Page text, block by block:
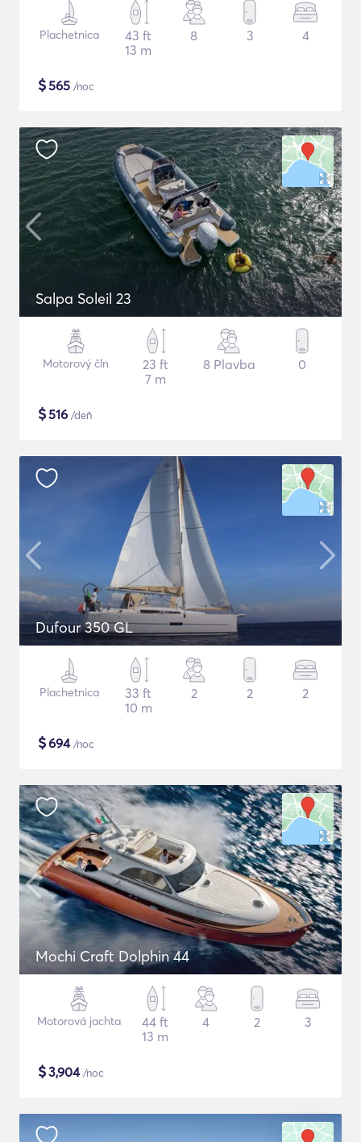
Plachetnica
43 ft
13 m
8 3 4
$565 /noc
Salpa Soleil 23
Motorový čln
23 ft
7 m
8 Plavba 0
$516 /deň
Dufour 350 GL
Plachetnica
33 ft
10 m
2 2 2
$694/noc
Mochi Craft Dolphin 44
Motorová jachta
44 ft
13 m
4 2 3
$3,904/noc